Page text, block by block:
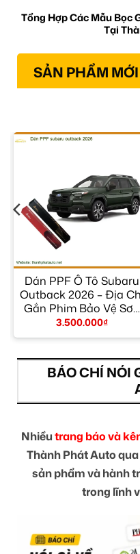
Tổng Hợp Các Mẫu Bọc
Tại
SẢN PHẨM MỚI
Dán PPF Ô Tô Subaru
Outback 2026 – Địa
Gắn Phim Bảo Vệ Sơn
Uy Tín TPHCM
3.500.000₫
BÁO CHÍ NÓI
Nhiềutrang báo và
Thành Phát Auto
sản phẩm và hành
trong lĩnh